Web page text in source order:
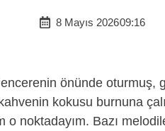
8 Mayıs 202609:16
önünde oturmuş,
kokusu burnuna
noktadayım. Bazı